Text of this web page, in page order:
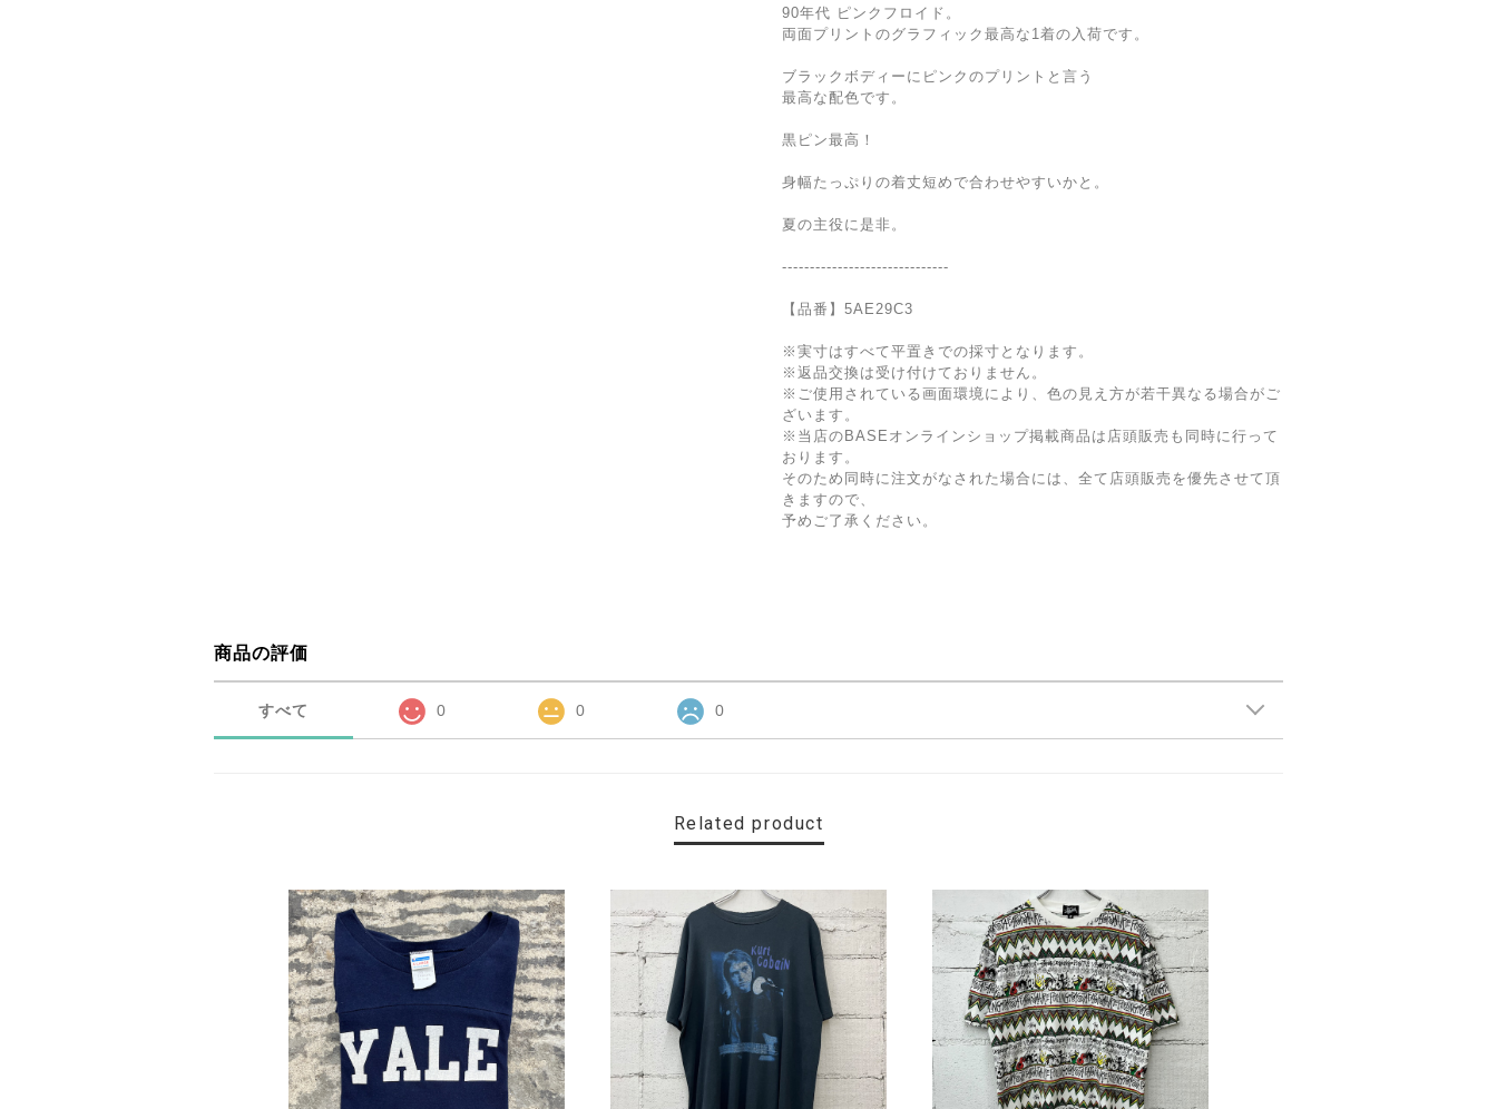
90年代 ピンクフロイド。
両面プリントのグラフィック最高な1着の入荷です。
ブラックボディーにピンクのプリントと言う
最高な配色です。
黒ピン最高！
身幅たっぷりの着丈短めで合わせやすいかと。
夏の主役に是非。
------------------------------
【品番】5AE29C3
※実寸はすべて平置きでの採寸となります。
※返品交換は受け付けておりません。
※ご使用されている画面環境により、色の見え方が若干異なる場合がご
ざいます。
※当店のBASEオンラインショップ掲載商品は店頭販売も同時に行って
おります。
そのため同時に注文がなされた場合には、全て店頭販売を優先させて頂
きますので、
予めご了承ください。
商品の評価
すべて 0 0 0
Related product